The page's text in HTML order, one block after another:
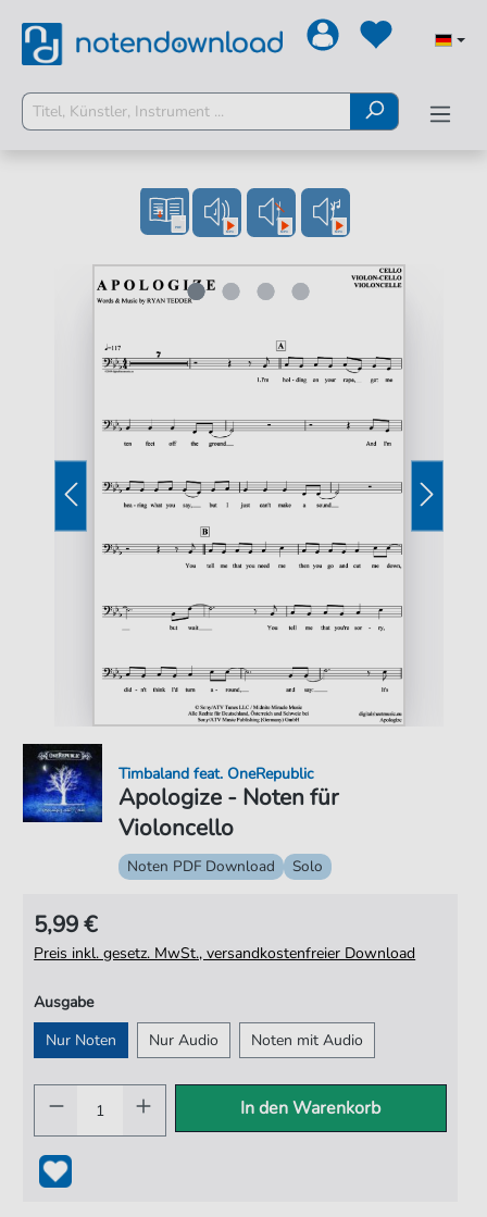
Apologize - Noten für
Violoncello
Timbaland feat. OneRepublic
Noten PDF Download Solo
5,99 €
Preis inkl. gesetz. MwSt., versandkostenfreier Download
Ausgabe
Nur Noten
Nur Audio Noten mit Audio
In den Warenkorb